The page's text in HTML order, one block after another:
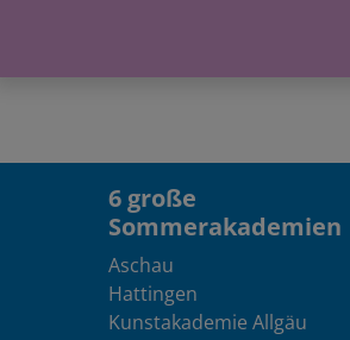
6 große
Sommerakademien
Aschau
Hattingen
Kunstakademie Allgäu